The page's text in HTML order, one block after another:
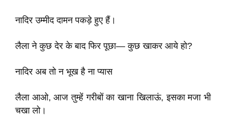
नादिर उम्मीद दामन पकड़े हुए हैं।
लैला ने कुछ देर के बाद फिर पूछा— कुछ खाकर आये हो?
नादिर अब तो न भूख है ना प्यास
लैला आओ, आज तुम्हें गरीबों का खाना खिलाऊं, इसका मजा भी
चखा लो।